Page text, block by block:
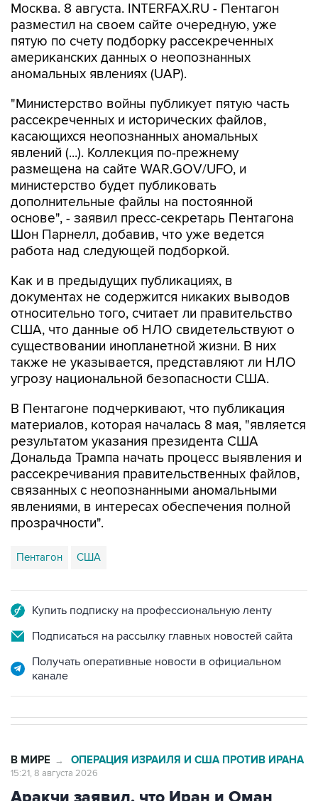
Москва. 8 августа. INTERFAX.RU - Пентагон
разместил на своем сайте очередную, уже
пятую по счету подборку рассекреченных
американских данных о неопознанных
аномальных явлениях (UAP).
"Министерство войны публикует пятую часть
рассекреченных и исторических файлов,
касающихся неопознанных аномальных
явлений (...). Коллекция по-прежнему
размещена на сайте WAR.GOV/UFO, и
министерство будет публиковать
дополнительные файлы на постоянной
основе", - заявил пресс-секретарь Пентагона
Шон Парнелл, добавив, что уже ведется
работа над следующей подборкой.
Как и в предыдущих публикациях, в
документах не содержится никаких выводов
относительно того, считает ли правительство
США, что данные об НЛО свидетельствуют о
существовании инопланетной жизни. В них
также не указывается, представляют ли НЛО
угрозу национальной безопасности США.
В Пентагоне подчеркивают, что публикация
материалов, которая началась 8 мая, "является
результатом указания президента США
Дональда Трампа начать процесс выявления и
рассекречивания правительственных файлов,
связанных с неопознанными аномальными
явлениями, в интересах обеспечения полной
прозрачности".
Пентагон США
Купить подписку на профессиональную ленту
Подписаться на рассылку главных новостей сайта
Получать оперативные новости в официальном
канале
В МИРЕ → ОПЕРАЦИЯ ИЗРАИЛЯ И США ПРОТИВ ИРАНА
15:21, 8 августа 2026